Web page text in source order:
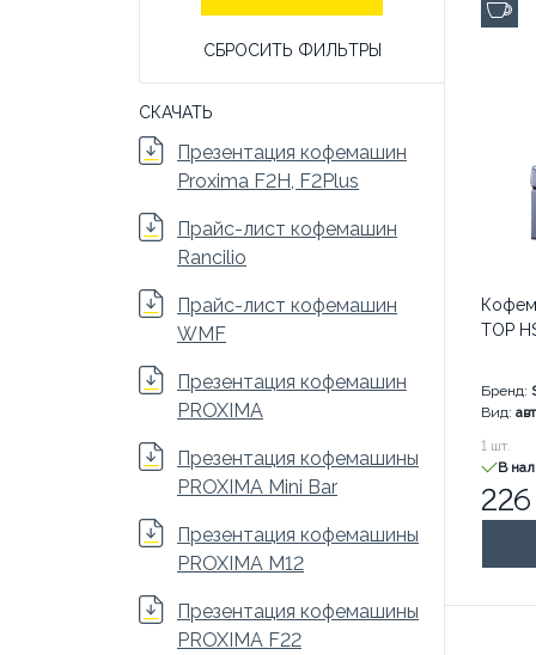
СБРОСИТЬ ФИЛЬТРЫ
СКАЧАТЬ
Презентация кофемашин
Proxima F2H, F2Plus
Прайс-лист кофемашин
Rancilio
Прайс-лист кофемашин
WMF
Презентация кофемашин
PROXIMA
Презентация кофемашины
PROXIMA Mini Bar
Презентация кофемашины
PROXIMA M12
Презентация кофемашины
PROXIMA F22
TOP
Бренд:
Вид:
226 600
1 шт.
В